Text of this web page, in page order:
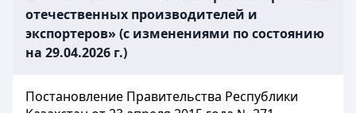
отечественных производителей и
экспортеров» (с изменениями по состоянию
на 29.04.2026 г.)
Постановление Правительства Республики